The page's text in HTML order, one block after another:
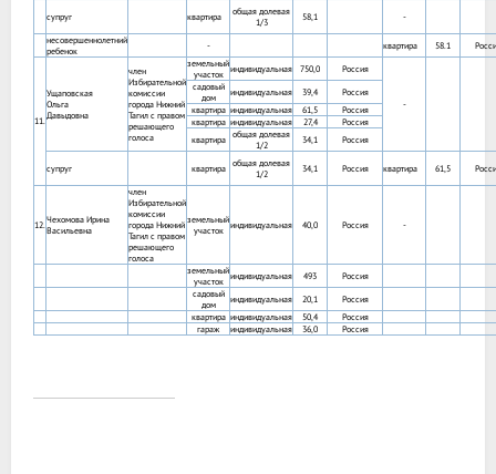
супруг квартира
общая долевая
1/3
58,1 -
несовершеннолетний
ребенок
- квартира 58.1
11.
Ущаповская
Ольга
Давыдовна
член
Избирательной
комиссии
города Нижний
Тагил с правом
решающего
голоса
земельный
участок
индивидуальная 750,0 Россия
-
садовый
дом
индивидуальная 39,4
Россия
квартира индивидуальная 61,5
Россия
квартира индивидуальная 27,4
Россия
квартира
общая долевая
1/2
34,1 Россия
супруг квартира
общая долевая
1/2
34,1 Россия квартира 61,5
12. Чехомова Ирина
Васильевна
член
Избирательной
комиссии
города Нижний
Тагил с правом
решающего
голоса
земельный
участок
индивидуальная 40,0 Россия -
земельный
участок
индивидуальная 493
Россия
садовый
дом
индивидуальная 20,1
Россия
квартира индивидуальная 50,4
Россия
гараж
индивидуальная 36,0 Россия